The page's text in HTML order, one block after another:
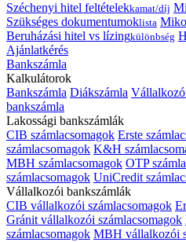
Széchenyi hitel feltételekkamat/díj
Szükséges dokumentumoklista
Beruházási hitel vs lízingkülönbség
Ajánlatkérés
Bankszámla
Kalkulátorok
Bankszámla Diákszámla
bankszámla
Lakossági bankszámlák
CIB számlacsomagok Erste
számlacsomagok K&H
MBH számlacsomagok OTP
számlacsomagok UniCredit
Vállalkozói bankszámlák
CIB vállalkozói számlacsomagok
Gránit vállalkozói számlacsomagok
számlacsomagok MBH vállalkozói